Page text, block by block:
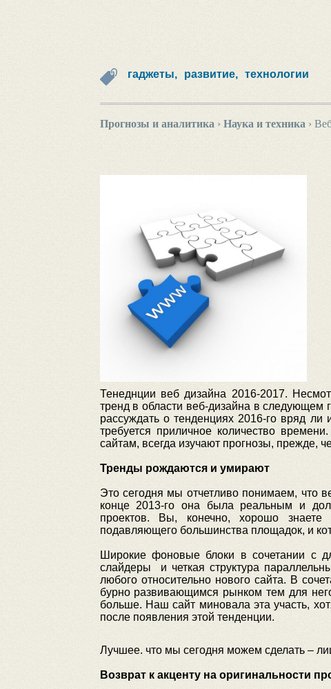
гаджеты, развитие, технологии
Прогнозы и аналитика › Наука и техника ›
Тенеднции веб дизайна 2016-2017.
тренд в области веб-дизайна в следующем
рассуждать о тенденциях 2016-го вряд
требуется приличное количество
сайтам, всегда изучают прогнозы, прежде,
Тренды рождаются и умирают
Это сегодня мы отчетливо понимаем, что
конце 2013-го она была реальным и
проектов. Вы, конечно, хорошо
подавляющего большинства площадок, и
Широкие фоновые блоки в сочетании с
слайдеры и четкая структура
любого относительно нового сайта. В
бурно развивающимся рынком тем для
больше. Наш сайт миновала эта участь,
после появления этой тенденции.
Лучшее. что мы сегодня можем сделать –
Возврат к акценту на оригинальности